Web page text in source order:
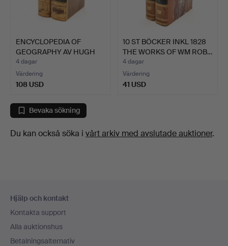
ENCYCLOPEDIA OF
GEOGRAPHY AV HUGH
MURRAY 2…
4 dagar
Värdering
108 USD
10 ST BÖCKER INKL 1828
THE WORKS OF WM ROB…
4 dagar
Värdering
41 USD
Bevaka sökning
Du kan också söka i vårt arkiv med avslutade auktioner.
Hjälp och kontakt
Kontakta support
Alla auktionshus
Betalningsalternativ